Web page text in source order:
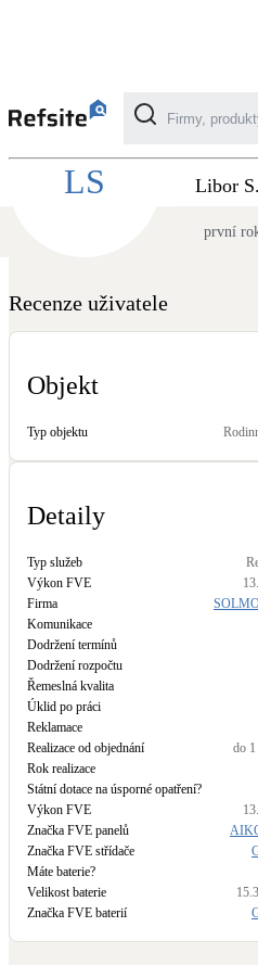
Fotovoltaika
Dotační,
Teplovzdušné
Žaluzie, markýzy,
Větrné elektrárny
LS
Recenze
Libor S.
první
Recenze uživatele
Objekt
Typ objektu
Detaily
Typ služeb
Výkon FVE
Firma
Komunikace
Dodržení termínů
Dodržení rozpočtu
Řemeslná kvalita
Úklid po práci
Reklamace
Realizace od objednání
do 1
Rok realizace
Státní dotace na úsporné opatření?
Výkon FVE
Značka FVE panelů
Značka FVE střídače
Máte baterie?
Velikost baterie
Značka FVE baterií